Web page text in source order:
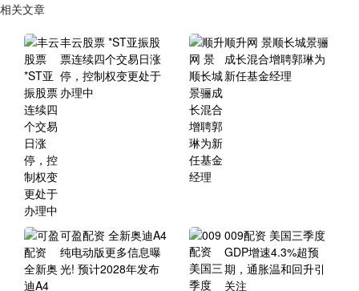
相关文章
丰云股票 *ST亚振股
票连续四个交易日涨
停，控制权变更处于
办理中
顺升网 景顺长城景骊
成长混合增聘郭琳为
新任基金经理
可盈配资 全新奥迪A4
纯电动版更多信息曝
光! 预计2028年发布
009配资 美国三季度
GDP增速4.3%超预
期，通胀温和回升引
关注